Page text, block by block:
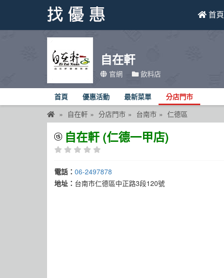
首頁
自在軒
官網 飲料店
首頁 優惠活動 最新菜單 分店門市
自在軒 分店門市 台南市 仁德區
自在軒 (仁德一甲店)
電話： 06-2497878
地址： 台南市仁德區中正路3段120號
找優惠